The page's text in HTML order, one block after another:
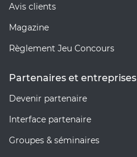
Avis clients
Magazine
Règlement Jeu Concours
Partenaires et entreprises
Devenir partenaire
Interface partenaire
Groupes & séminaires